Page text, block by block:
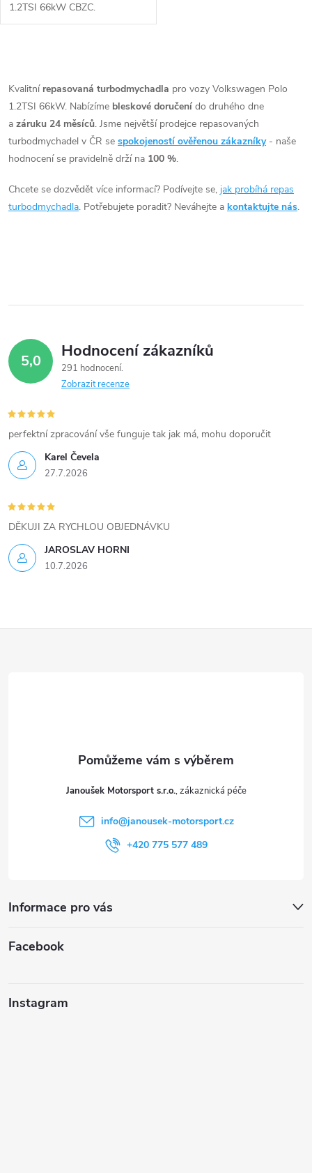
1.2TSI 66kW CBZC.
v
l
á
a
v
k
v
ý
p
i
s
u
Kvalitní repasovaná turbodmychadla pro vozy Volkswagen Polo
1.2TSI 66kW. Nabízíme bleskové doručení do druhého dne
a záruku 24 měsíců. Jsme největší prodejce repasovaných
turbodmychadel v ČR se spokojeností ověřenou zákazníky - naše
hodnocení se pravidelně drží na 100 %.
Chcete se dozvědět více informací? Podívejte se, jak probíhá repas
turbodmychadla. Potřebujete poradit? Neváhejte a kontaktujte nás.
5,0 Hodnocení zákazníků
291 hodnocení
Zobrazit recenze
Karel Čevela
27.7.2026
perfektní zpracování vše funguje tak jak má, mohu doporučit
JAROSLAV HORNI
10.7.2026
DĚKUJI ZA RYCHLOU OBJEDNÁVKU
Janoušek Motorsport s.r.o.
info@janousek-motorsport.cz
+420 775 577 489
Informace pro vás
Facebook
Instagram